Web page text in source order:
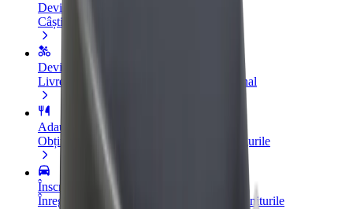
Devino șofer
Câștigă bani după propriile reguli
Devino curier
Livrează mâncare și câștigă bani săptămânal
Adaugă un restaurant sau un magazin
Obține mai mulți clienți și mărește-ți câștigurile
Înscrie-te ca administrator de flotă
Înregistrează-ți flota la Bolt și mărește-ți veniturile